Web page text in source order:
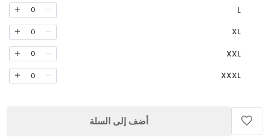
L
0
XL
0
XXL
0
XXXL
0
أضف إلى السلة